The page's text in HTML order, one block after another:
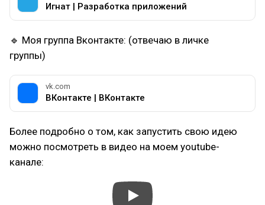
Игнат | Разработка приложений
🔹 Моя группа Вконтакте: (отвечаю в личке
группы)
vk.com
ВКонтакте | ВКонтакте
Более подробно о том, как запустить свою идею
можно посмотреть в видео на моем youtube-
канале: